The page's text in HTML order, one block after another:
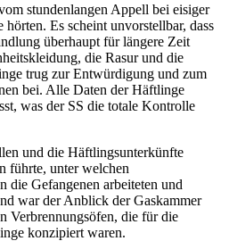
stundenlangen Appell bei eisiger
Es scheint unvorstellbar, dass
überhaupt für längere Zeit
die Rasur und die
trug zur Entwürdigung und zum
bei. Alle Daten der Häftlinge
was der SS die totale Kontrolle
und die Häftlingsunterkünfte
führte, unter welchen
die Gefangenen arbeiteten und
war der Anblick der Gaskammer
Verbrennungsöfen, die für die
konzipiert waren.